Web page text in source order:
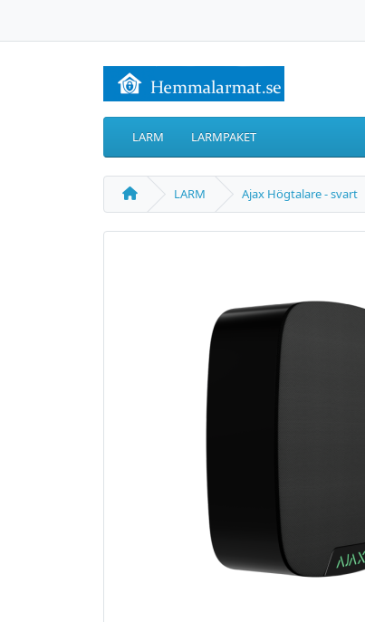
LARM LARMPAKET
LARM Ajax Högtalare - svart